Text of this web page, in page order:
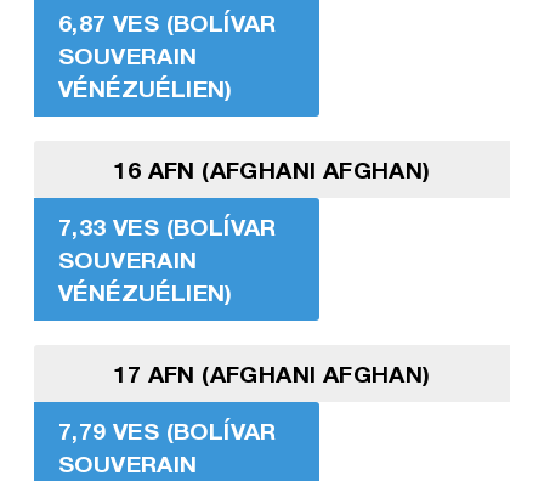
6,87 VES (BOLÍVAR
SOUVERAIN
VÉNÉZUÉLIEN)
16 AFN (AFGHANI AFGHAN)
7,33 VES (BOLÍVAR
SOUVERAIN
VÉNÉZUÉLIEN)
17 AFN (AFGHANI AFGHAN)
7,79 VES (BOLÍVAR
SOUVERAIN